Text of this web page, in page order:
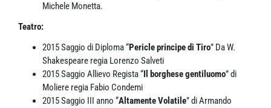
Michele Monetta.
Teatro:
2015 Saggio di Diploma “Pericle principe di Tiro” Da W.
Shakespeare regia Lorenzo Salveti
2015 Saggio Allievo Regista “Il borghese gentiluomo” di
Moliere regia Fabio Condemi
2015 Saggio III anno “Altamente Volatile” di Armando